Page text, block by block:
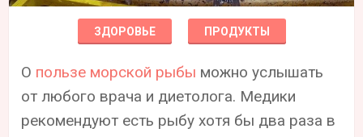
ЗДОРОВЬЕ ПРОДУКТЫ
О пользе морской рыбы можно услышать
от любого врача и диетолога. Медики
рекомендуют есть рыбу хотя бы два раза в